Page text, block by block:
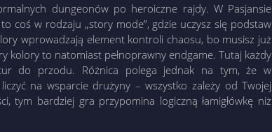
dungeonów po heroiczne rajdy. W Pasjansie
coś w rodzaju „story mode”, gdzie uczysz się podstaw
wprowadzają element kontroli chaosu, bo musisz już
kolory to natomiast pełnoprawny endgame. Tutaj każdy
do przodu. Różnica polega jednak na tym, że w
na wsparcie drużyny – wszystko zależy od Twojej
tym bardziej gra przypomina logiczną łamigłówkę niż